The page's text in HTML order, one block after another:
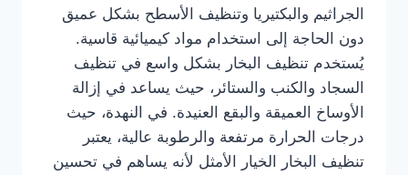
الجراثيم والبكتيريا وتنظيف الأسطح بشكل عميق
دون الحاجة إلى استخدام مواد كيميائية قاسية.
يُستخدم تنظيف البخار بشكل واسع في تنظيف
السجاد والكنب والستائر، حيث يساعد في إزالة
الأوساخ العميقة والبقع العنيدة. في النهدة، حيث
درجات الحرارة مرتفعة والرطوبة عالية، يعتبر
تنظيف البخار الخيار الأمثل لأنه يساهم في تحسين